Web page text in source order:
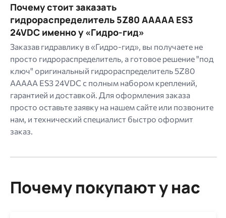
Почему стоит заказать
гидрораспределитель 5Z80 AAAAA ES3
24VDC именно у «Гидро-гид»
Заказав гидравлику в «Гидро-гид», вы получаете не
просто гидрораспределитель, а готовое решение "под
ключ" оригинальный гидрораспределитель 5Z80
AAAAA ES3 24VDC с полным набором креплений,
гарантией и доставкой. Для оформления заказа
просто оставьте заявку на нашем сайте или позвоните
нам, и технический специалист быстро оформит
заказ.
Почему покупают у нас